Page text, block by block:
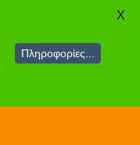
Πληροφορίες...
X